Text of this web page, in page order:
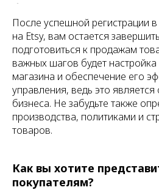
После успешной регистрации
на Etsy, вам остается
подготовиться к продажам
важных шагов будет
магазина и обеспечение его
управления, ведь это
бизнеса. Не забудьте также
производства, политиками и
товаров.
Как вы хотите
покупателям?